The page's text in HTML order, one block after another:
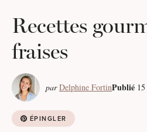
Recettes
fraises
par Delphine FortinPublié
ÉPINGLER